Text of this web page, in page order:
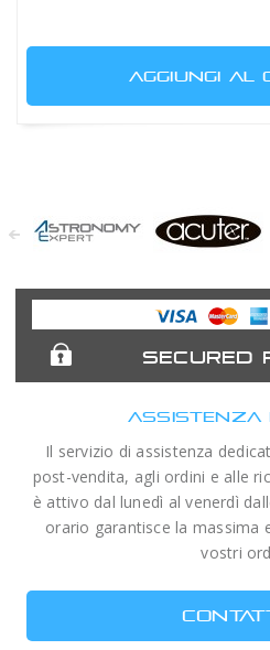
AGGIUNGI AL
Expert
SECURED
ASSISTENZA
Il servizio di assistenza
post-vendita, agli ordini e alle
è attivo dal lunedì al venerdì
orario garantisce la massima
vostri